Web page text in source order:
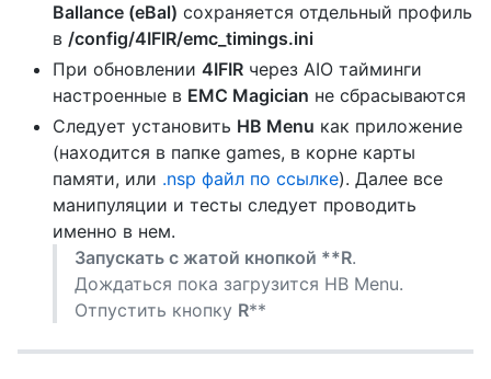
Ballance (eBal) сохраняется отдельный профиль
в /config/4IFIR/emc_timings.ini
При обновлении 4IFIR через AIO тайминги
настроенные в EMC Magician не сбрасываются
Следует установить HB Menu как приложение
(находится в папке games, в корне карты
памяти, или .nsp файл по ссылке). Далее все
манипуляции и тесты следует проводить
именно в нем.
Запускать с жатой кнопкой **R.
Дождаться пока загрузится HB Menu.
Отпустить кнопку R**